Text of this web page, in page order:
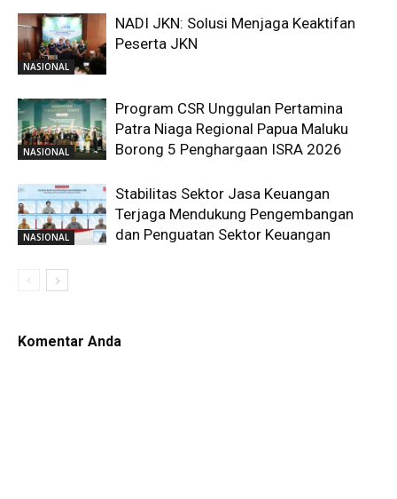
NASIONAL
NADI JKN: Solusi Menjaga Keaktifan
Peserta JKN
NASIONAL
Program CSR Unggulan Pertamina
Patra Niaga Regional Papua Maluku
Borong 5 Penghargaan ISRA 2026
NASIONAL
Stabilitas Sektor Jasa Keuangan
Terjaga Mendukung Pengembangan
dan Penguatan Sektor Keuangan
Komentar Anda